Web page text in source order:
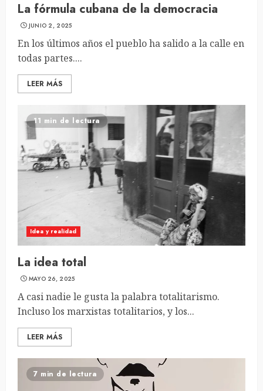
La fórmula cubana de la democracia
JUNIO 2, 2025
En los últimos años el pueblo ha salido a la calle en
todas partes....
LEER MÁS
11 min de lectura
Idea y realidad
La idea total
MAYO 26, 2025
A casi nadie le gusta la palabra totalitarismo.
Incluso los marxistas totalitarios, y los...
LEER MÁS
7 min de lectura